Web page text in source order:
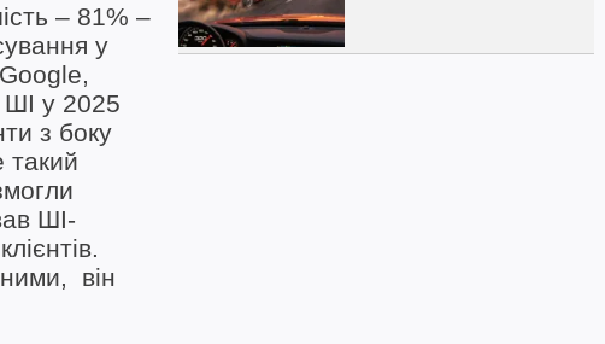
– 81% –
у
ШІ у 2025
з боку
такий
ШІ-
він